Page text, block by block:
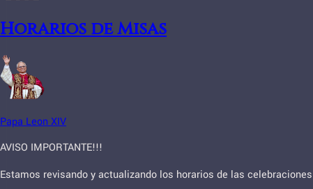
Horarios de Misas
Papa Leon XIV
AVISO IMPORTANTE!!!
Estamos revisando y actualizando los horarios de las